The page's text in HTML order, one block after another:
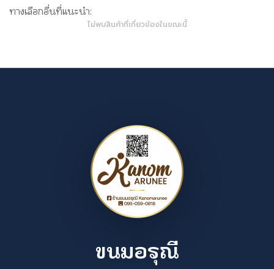
ทางเลือกอื่นที่แนะนำ:
ไม่พบสินค้าที่เกี่ยวข้องในขณะนี้
ขนมอรุณี